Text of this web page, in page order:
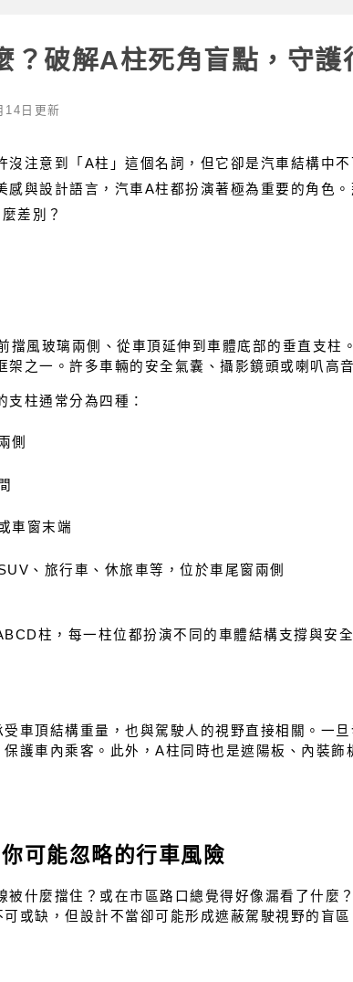
？破解A柱死角盲點，守護
14日更新
沒注意到「A柱」這個名詞，但它卻是汽車結構中
感與設計語言，汽車A柱都扮演著極為重要的角色
差別？
擋風玻璃兩側、從車頂延伸到車體底部的垂直支柱
架之一。許多車輛的安全氣囊、攝影鏡頭或喇叭高
柱通常分為四種：
側
車窗末端
、旅行車、休旅車等，位於車尾窗兩側
柱，每一柱位都扮演不同的車體結構支撐與安全
車頂結構重量，也與駕駛人的視野直接相關。一
護車內乘客。此外，A柱同時也是遮陽板、內裝飾
可能忽略的行車風險
被什麼擋住？或在市區路口總覺得好像漏看了什麼
或缺，但設計不當卻可能形成遮蔽駕駛視野的盲